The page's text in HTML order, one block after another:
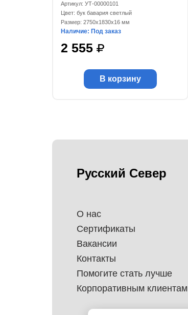
Артикул: УТ-00000101
Цвет: бук бавария светлый
Размер: 2750x1830x16 мм
Наличие: Под заказ
2 555
В корзину
Русский Север
О нас
Сертификаты
Вакансии
Контакты
Помогите стать лучше
Корпоративным клиентам